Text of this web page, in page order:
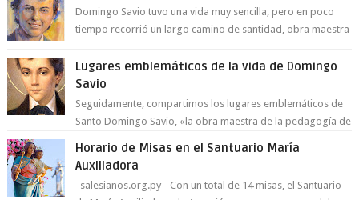
Domingo Savio tuvo una vida muy sencilla, pero en poco
tiempo recorrió un largo camino de santidad, obra maestra
Lugares emblemáticos de la vida de Domingo
Savio
Seguidamente, compartimos los lugares emblemáticos de
Santo Domingo Savio, «la obra maestra de la pedagogía de
Horario de Misas en el Santuario María
Auxiliadora
salesianos.org.py - Con un total de 14 misas, el Santuario